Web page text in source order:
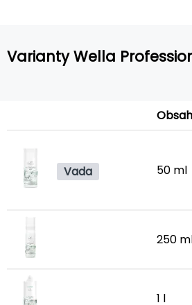
Varianty Wella
Obsah
Vada 50 ml
250
1 l